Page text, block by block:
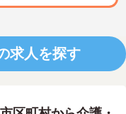
求人を探す